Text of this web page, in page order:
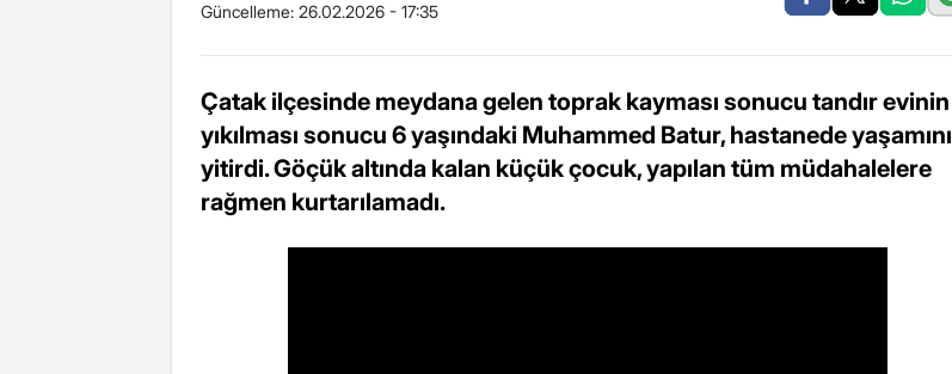
Güncelleme: 26.02.2026 - 17:35
Çatak ilçesinde meydana gelen toprak kayması sonucu tandır evinin
yıkılması sonucu 6 yaşındaki Muhammed Batur, hastanede yaşamını
yitirdi. Göçük altında kalan küçük çocuk, yapılan tüm müdahalelere
rağmen kurtarılamadı.